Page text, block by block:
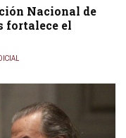
Nacional de
fortalece el